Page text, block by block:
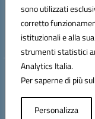
sono utilizzati
corretto
istituzionali e alla
strumenti statistici
Analytics Italia.
Per saperne di più
Personalizza
Codice univoco ufficio:
Codice meccanografico:
Codice fiscale:
Hosting